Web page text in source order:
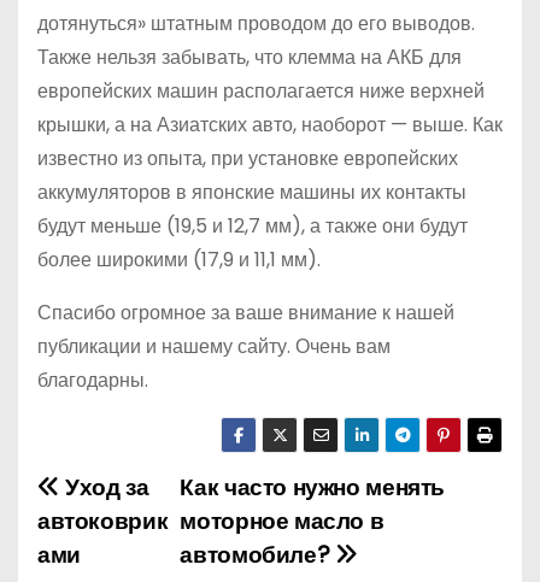
дотянуться» штатным проводом до его выводов.
Также нельзя забывать, что клемма на АКБ для
европейских машин располагается ниже верхней
крышки, а на Азиатских авто, наоборот — выше. Как
известно из опыта, при установке европейских
аккумуляторов в японские машины их контакты
будут меньше (19,5 и 12,7 мм), а также они будут
более широкими (17,9 и 11,1 мм).
Спасибо огромное за ваше внимание к нашей
публикации и нашему сайту. Очень вам
благодарны.
Н
а
Как часто нужно менять
моторное масло в
автомобиле?
Уход за
автоковрик
ами